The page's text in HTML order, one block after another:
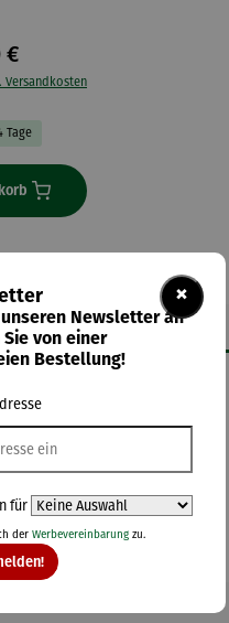
€
Versandkosten
Tage
×
Newsletter an
von einer
Bestellung!
für
der Werbevereinbarungzu.